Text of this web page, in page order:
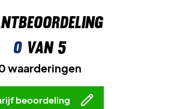
0van 5
waarderingen
beoordeling